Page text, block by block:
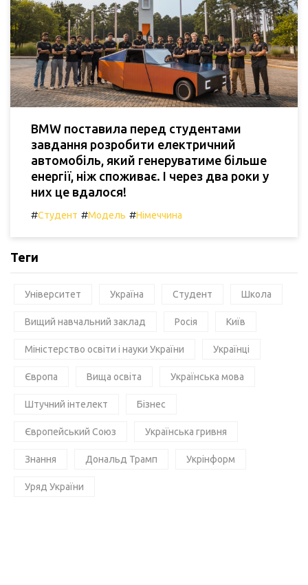
BMW поставила перед студентами
завдання розробити електричний
автомобіль, який генеруватиме більше
енергії, ніж споживає. І через два роки у
них це вдалося!
#Студент #Модель #Німеччина
Теги
Університет Україна Студент Школа
Вищий навчальний заклад Росія Київ
Міністерство освіти і науки України Українці
Європа Вища освіта Українська мова
Штучний інтелект Бізнес
Європейський Союз Українська гривня
Знання Дональд Трамп Укрінформ
Уряд України